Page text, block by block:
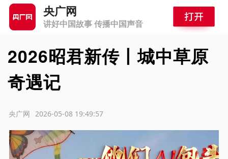
央广网
讲好中国故事 传播中国声音
2026昭君新传丨城中草原
奇遇记
2026-05-08 19:49:57
央广网